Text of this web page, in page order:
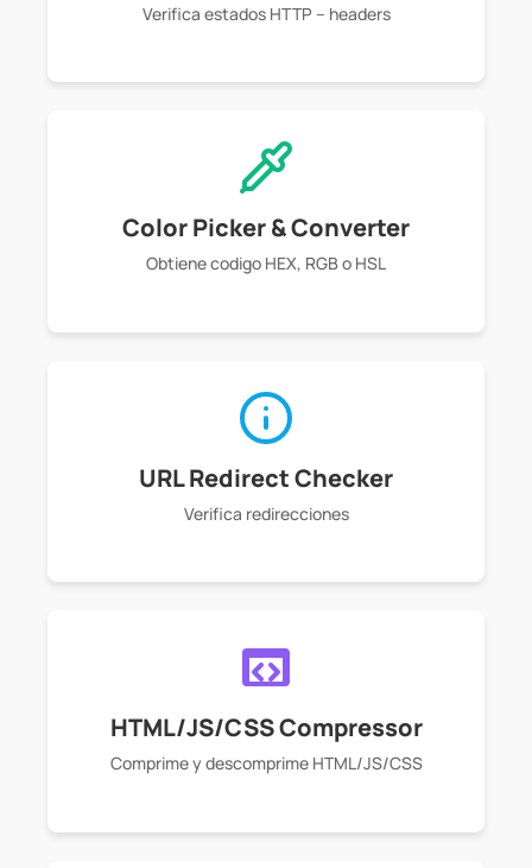
Verifica estados HTTP – headers
Color Picker & Converter
Obtiene codigo HEX, RGB o HSL
URL Redirect Checker
Verifica redirecciones
HTML/JS/CSS Compressor
Comprime y descomprime HTML/JS/CSS